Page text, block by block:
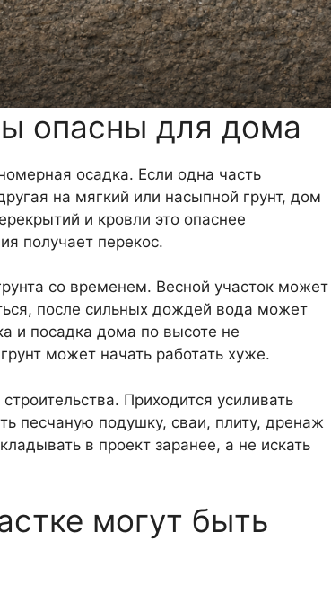
опасны для дома
осадка. Если одна часть
на мягкий или насыпной грунт, дом
и кровли это опаснее
получает перекос.
со временем. Весной участок может
после сильных дождей вода может
и посадка дома по высоте не
может начать работать хуже.
Приходится усиливать
песчаную подушку, сваи, плиту, дренаж
в проект заранее, а не искать
могут быть